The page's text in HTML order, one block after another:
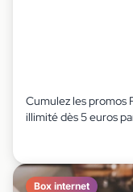
Cumulez les promos
illimité dès 5 euros
Box internet